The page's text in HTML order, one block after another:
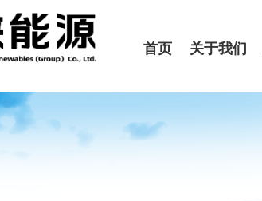
首页 关于我们